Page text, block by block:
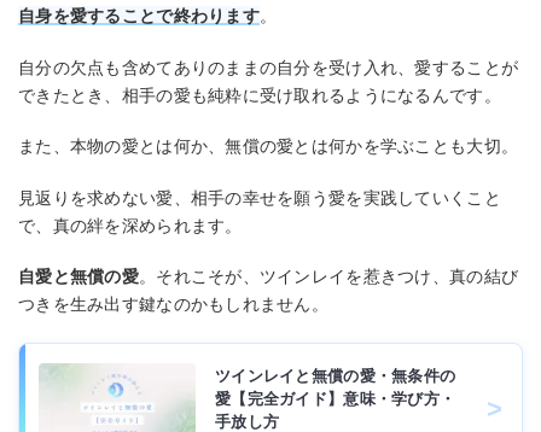
自身を愛することで終わります。
自分の欠点も含めてありのままの自分を受け入れ、愛することが
できたとき、相手の愛も純粋に受け取れるようになるんです。
また、本物の愛とは何か、無償の愛とは何かを学ぶことも大切。
見返りを求めない愛、相手の幸せを願う愛を実践していくこと
で、真の絆を深められます。
自愛と無償の愛。それこそが、ツインレイを惹きつけ、真の結び
つきを生み出す鍵なのかもしれません。
ツインレイと無償の愛・無条件の
愛【完全ガイド】意味・学び方・
手放し方